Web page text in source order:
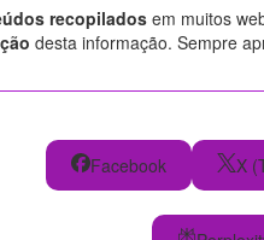
recopilados em muitos
desta informação. Sempre
Facebook
X